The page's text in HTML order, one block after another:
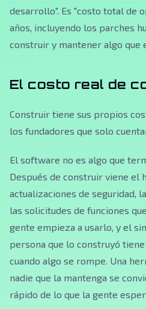
desarrollo". Es "costo total de
años, incluyendo los parches
construir y mantener algo que
El costo real de
Construir tiene sus propios
los fundadores que solo
El software no es algo que
Después de construir viene el
actualizaciones de seguridad,
las solicitudes de funciones
gente empieza a usarlo, y el
persona que lo construyó
cuando algo se rompe. Una
nadie que la mantenga se
rápido de lo que la gente